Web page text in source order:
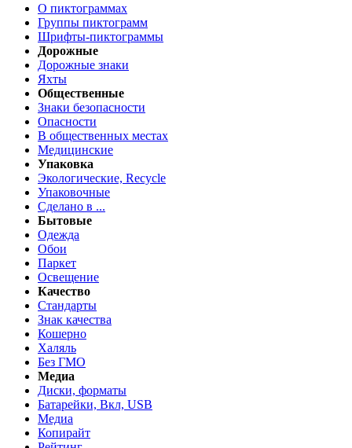
О пиктограммах
Группы пиктограмм
Шрифты-пиктограммы
Дорожные
Дорожные знаки
Яхты
Общественные
Знаки безопасности
Опасности
В общественных местах
Медицинские
Упаковка
Экологические, Recycle
Упаковочные
Сделано в ...
Бытовые
Одежда
Обои
Паркет
Освещение
Качество
Стандарты
Знак качества
Кошерно
Халяль
Без ГМО
Медиа
Диски, форматы
Батарейки, Вкл, USB
Медиа
Копирайт